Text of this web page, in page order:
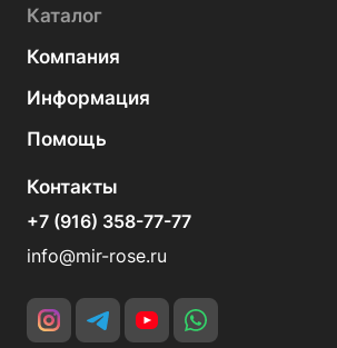
Каталог
Компания
Информация
Помощь
Контакты
+7 (916) 358-77-77
info@mir-rose.ru